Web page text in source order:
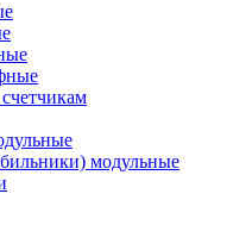
модульные